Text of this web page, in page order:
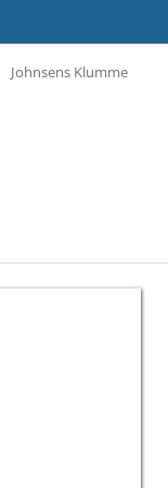
Johnsens Klumme